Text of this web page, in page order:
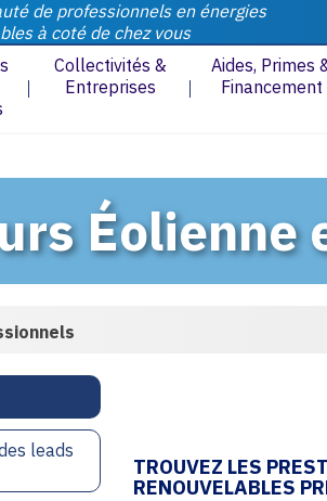
de professionnels en énergies
à coté de chez vous
Collectivités &
Entreprises
Aides, Primes
Financement
Éolienne
leads
TROUVEZ LES
RENOUVELABLES